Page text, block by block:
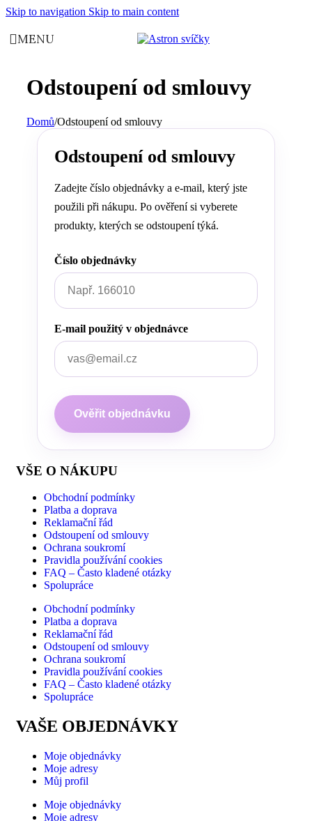
Skip to navigation Skip to main content
MENU
Odstoupení od smlouvy
Domů/Odstoupení od smlouvy
Odstoupení od smlouvy
Zadejte číslo objednávky a e-mail, který jste
použili při nákupu. Po ověření si vyberete
produkty, kterých se odstoupení týká.
Číslo objednávky
E-mail použitý v objednávce
Ověřit objednávku
VŠE O NÁKUPU
Obchodní podmínky
Platba a doprava
Reklamační řád
Odstoupení od smlouvy
Ochrana soukromí
Pravidla používání cookies
FAQ – Často kladené otázky
Spolupráce
Obchodní podmínky
Platba a doprava
Reklamační řád
Odstoupení od smlouvy
Ochrana soukromí
Pravidla používání cookies
FAQ – Často kladené otázky
Spolupráce
VAŠE OBJEDNÁVKY
Moje objednávky
Moje adresy
Můj profil
Moje objednávky
Moje adresy